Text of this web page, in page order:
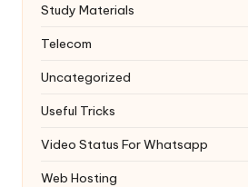
Study Materials
Telecom
Uncategorized
Useful Tricks
Video Status For Whatsapp
Web Hosting